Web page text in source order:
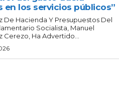
en los servicios públicos”
De Hacienda Y Presupuestos Del
Socialista, Manuel
Cerezo, Ha Advertido...